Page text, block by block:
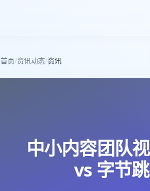
首页/资讯动态/资讯
中小内容团队
vs 字节